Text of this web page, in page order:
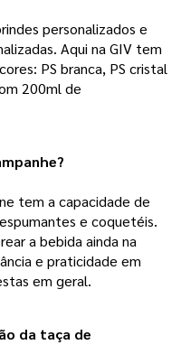
personalizados e
Aqui na GIV tem
PS branca, PS cristal
200ml de
tem a capacidade de
e coquetéis.
a bebida ainda na
e praticidade em
em geral.
da taça de